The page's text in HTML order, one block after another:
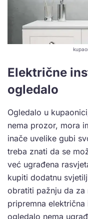
Električne
ogledalo
Ogledalo u
nema prozor, mora
inače uvelike gubi
treba znati da se
već ugrađena
kupiti dodatnu
obratiti pažnju da
pripremna
ogledalo nema